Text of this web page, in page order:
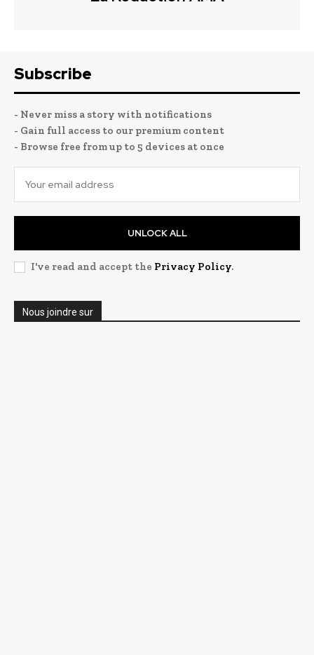
Subscribe
- Never miss a story with notifications
- Gain full access to our premium content
- Browse free from up to 5 devices at once
UNLOCK ALL
I've read and accept the Privacy Policy.
Nous joindre sur